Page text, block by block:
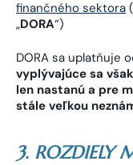
finančného sektora
„DORA“)
DORA sa uplatňuje
vyplývajúce sa
len nastanú a pre
stále veľkou
3. ROZDIELY